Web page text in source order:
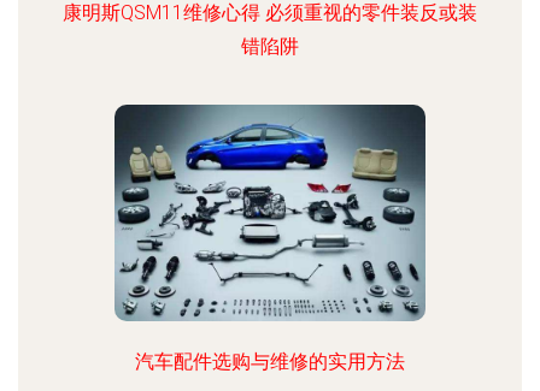
康明斯QSM11维修心得 必须重视的零件装反或装
错陷阱
汽车配件选购与维修的实用方法